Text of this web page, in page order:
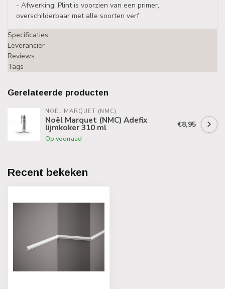
- Afwerking: Plint is voorzien van een primer,
overschilderbaar met alle soorten verf.
Specificaties
Leverancier
Reviews
Tags
Gerelateerde producten
NOËL MARQUET (NMC)
Noël Marquet (NMC) Adefix
lijmkoker 310 ml
Op voorraad
€8,95
Recent bekeken